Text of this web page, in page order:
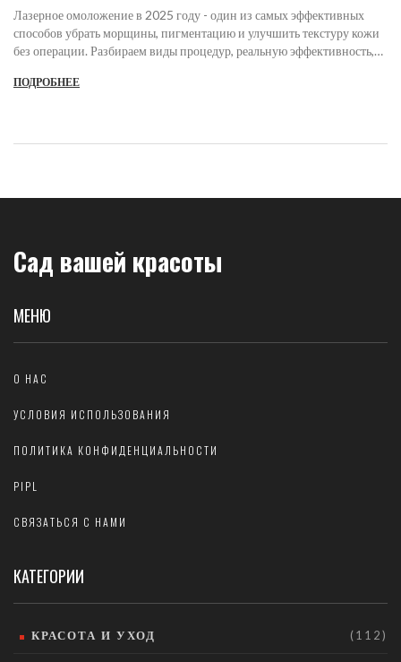
Лазерное омоложение в 2025 году - один из самых эффективных
способов убрать морщины, пигментацию и улучшить текстуру кожи
без операции. Разбираем виды процедур, реальную эффективность,
ПОДРОБНЕЕ
Сад вашей красоты
МЕНЮ
О НАС
УСЛОВИЯ ИСПОЛЬЗОВАНИЯ
ПОЛИТИКА КОНФИДЕНЦИАЛЬНОСТИ
PIPL
СВЯЗАТЬСЯ С НАМИ
КАТЕГОРИИ
КРАСОТА И УХОД (112)